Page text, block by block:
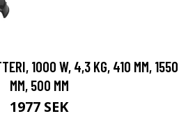
1000 W, 4,3 KG, 410 MM, 1550
MM, 500 MM
1977 SEK